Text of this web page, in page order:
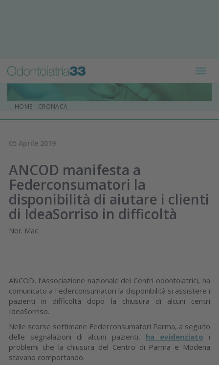
HOME - CRONACA
05 Aprile 2019
ANCOD manifesta a
Federconsumatori la
disponibilità di aiutare i clienti
di IdeaSorriso in difficoltà
Nor. Mac.
ANCOD, l’Associazione nazionale dei Centri odontoiatrici, ha
comunicato a Federconsumatori la disponibilità si assistere i
pazienti in difficoltà dopo la chiusura di alcuni centri
IdeaSorriso.
Nelle scorse settimane Federconsumatori Parma, a seguito
delle segnalazioni di alcuni pazienti, ha evidenziato i
problemi che la chiusura del Centro di Parma e Modena
stavano comportando.